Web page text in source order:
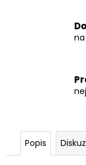
Popis